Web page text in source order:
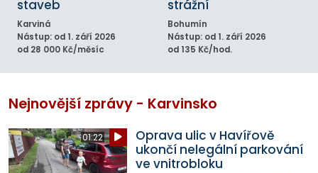
staveb
Karviná
Nástup: od 1. září 2026
od 28 000 Kč/měsíc
strážní
Bohumín
Nástup: od 1. září 2026
od 135 Kč/hod.
Nejnovější zprávy - Karvinsko
01:22
Oprava ulic v Havířově
ukončí nelegální parkování
ve vnitrobloku